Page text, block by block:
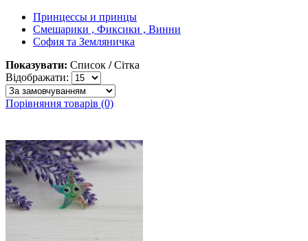
Принцессы и принцы
Смешарики , Фиксики , Винни
София та Земляничка
Показувати: Список / Сітка
Відображати:
Порівняння товарів (0)